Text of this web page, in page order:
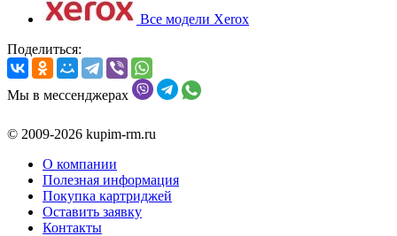
Все модели Xerox
Поделиться:
Мы в мессенджерах
© 2009-2026 kupim-rm.ru
О компании
Полезная информация
Покупка картриджей
Оставить заявку
Контакты